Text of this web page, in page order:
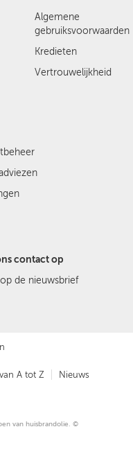
Algemene
gebruiksvoorwaarden
Kredieten
Vertrouwelijkheid
contact op
de nieuwsbrief
A tot Z Nieuws
van huisbrandolie. ©